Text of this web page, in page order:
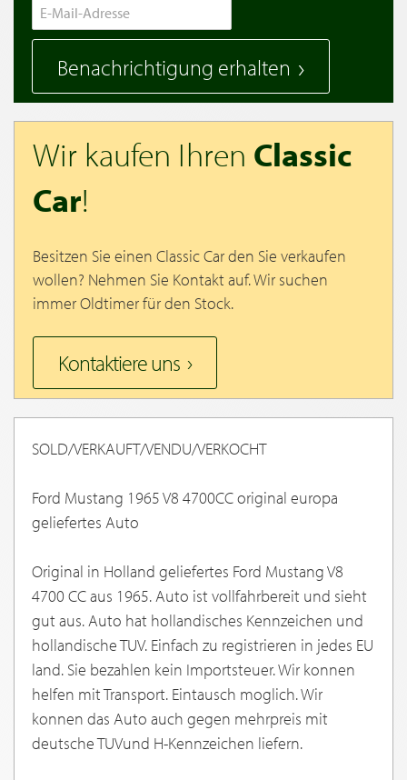
Benachrichtigung erhalten
Wir kaufen Ihren Classic
Car!
Besitzen Sie einen Classic Car den Sie verkaufen
wollen? Nehmen Sie Kontakt auf. Wir suchen
immer Oldtimer für den Stock.
Kontaktiere uns
SOLD/VERKAUFT/VENDU/VERKOCHT
Ford Mustang 1965 V8 4700CC original europa
geliefertes Auto
Original in Holland geliefertes Ford Mustang V8
4700 CC aus 1965. Auto ist vollfahrbereit und sieht
gut aus. Auto hat hollandisches Kennzeichen und
hollandische TUV. Einfach zu registrieren in jedes EU
land. Sie bezahlen kein Importsteuer. Wir konnen
helfen mit Transport. Eintausch moglich. Wir
konnen das Auto auch gegen mehrpreis mit
deutsche TUVund H-Kennzeichen liefern.